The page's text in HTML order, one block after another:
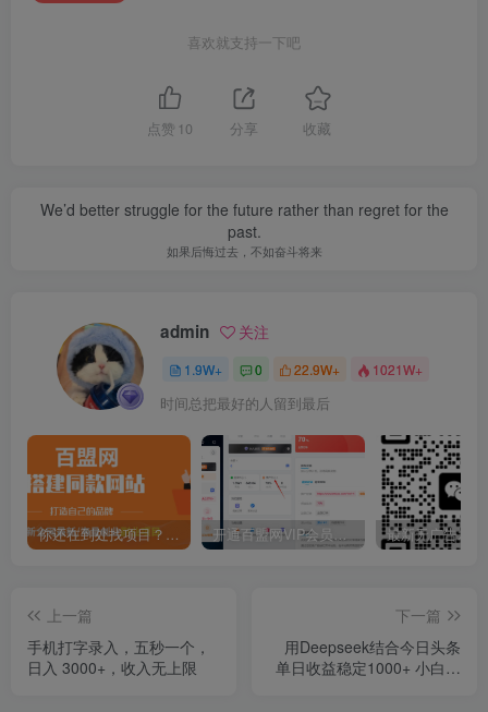
喜欢就支持一下吧
点赞 10 分享 收藏
We’d better struggle for the future rather than regret for the
past.
如果后悔过去，不如奋斗将来
admin 关注
1.9W+ 0 22.9W+ 1021W+
时间总把最好的人留到最后
你还在到处找项目？还在当韭菜？我靠卖项目一个月收入5万+，曾经我也是个失败者。 开通百盟网VIP会员，尊享全站资源免费下载，享70%的推广提成！！【限时五折优惠】
上一篇
手机打字录入，五秒一个，
日入 3000+，收入无上限
下一篇
用Deepseek结合今日头条
单日收益稳定1000+ 小白只